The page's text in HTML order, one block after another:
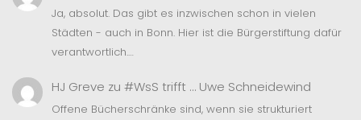
Ja, absolut. Das gibt es inzwischen schon in vielen
Städten - auch in Bonn. Hier ist die Bürgerstiftung dafür
verantwortlich.…
HJ Greve zu #WsS trifft … Uwe Schneidewind
Offene Bücherschränke sind, wenn sie strukturiert